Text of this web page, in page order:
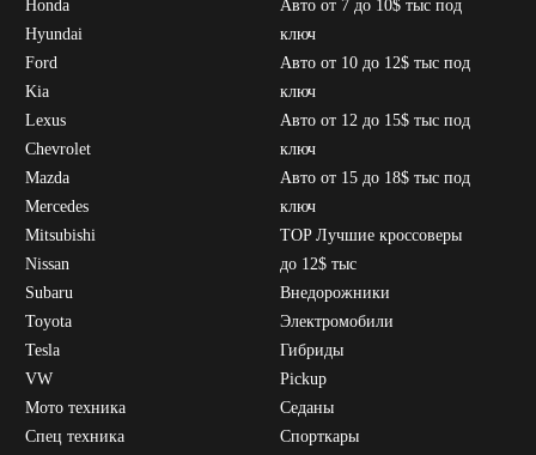
Honda
Hyundai
Ford
Kia
Lexus
Chevrolet
Mazda
Mercedes
Mitsubishi
Nissan
Subaru
Toyota
Tesla
VW
Мото техника
Спец техника
Авто от 7 до 10$ тыс под
ключ
Авто от 10 до 12$ тыс под
ключ
Авто от 12 до 15$ тыс под
ключ
Авто от 15 до 18$ тыс под
ключ
TOP Лучшие кроссоверы
до 12$ тыс
Внедорожники
Электромобили
Гибриды
Pickup
Седаны
Спорткары